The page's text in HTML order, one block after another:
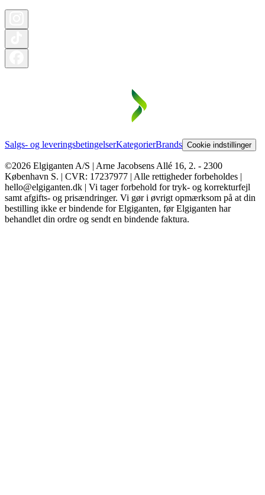
Salgs- og leveringsbetingelserKategorierBrands Cookie indstillinger
©2026 Elgiganten A/S | Arne Jacobsens Allé 16, 2. - 2300
København S. | CVR: 17237977 | Alle rettigheder forbeholdes |
hello@elgiganten.dk | Vi tager forbehold for tryk- og korrekturfejl
samt afgifts- og prisændringer. Vi gør i øvrigt opmærksom på at din
bestilling ikke er bindende for Elgiganten, før Elgiganten har
behandlet din ordre og sendt en bindende faktura.